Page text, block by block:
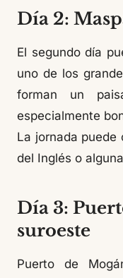
Día 2:
El segundo día
uno de los
forman un
especialmente
La jornada puede
del Inglés o
Día 3:
suroeste
Puerto de